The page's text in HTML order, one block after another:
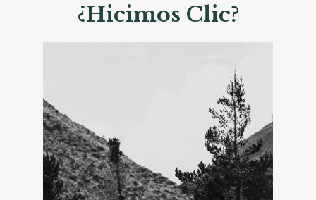
¿Hicimos Clic?